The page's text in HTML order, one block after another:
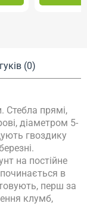
(0)
Стебла прямі,
діаметром 5-
гвоздику
на постійне
починається в
перш за
клумб,